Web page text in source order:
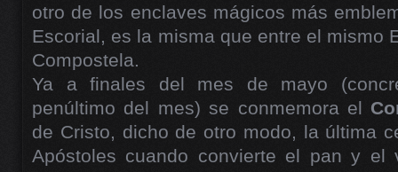
otro de los enclaves mágicos más
Escorial, es la misma que entre el mismo
Compostela.
Ya a finales del mes de mayo
penúltimo del mes) se conmemora el
de Cristo, dicho de otro modo, la última
Apóstoles cuando convierte el pan y el